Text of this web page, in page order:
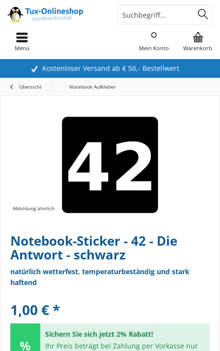
Kostenloser Versand ab € 50,- Bestellwert
Warenkorb
Mein Konto
Menü
Übersicht Notebook Aufkleber
Abbildung ähnlich
Notebook-Sticker - 42 - Die
Antwort - schwarz
natürlich wetterfest, temperaturbeständig und stark
haftend
1,00 € *
Sichern Sie sich jetzt 2% Rabatt!
Ihr Preis beträgt bei Zahlung per Vorkasse nur